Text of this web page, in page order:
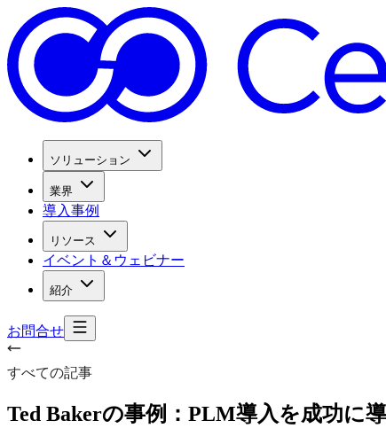
ソリューション
業界
導入事例
リソース
イベント＆ウェビナー
紹介
お問合せ
すべての記事
Ted Bakerの事例：PLM導入を成功に